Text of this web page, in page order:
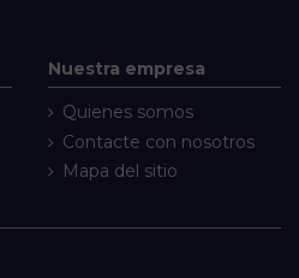
Nuestra empresa
Quienes somos
Contacte con nosotros
Mapa del sitio